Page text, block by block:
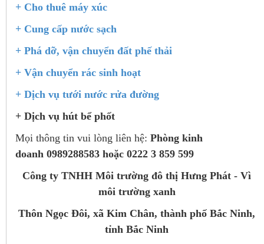
+ Cho thuê máy xúc
+ Cung cấp nước sạch
+ Phá dỡ, vận chuyển đất phế thải
+ Vận chuyển rác sinh hoạt
+ Dịch vụ tưới nước rửa đường
+ Dịch vụ hút bể phốt
Mọi thông tin vui lòng liên hệ: Phòng kinh
doanh 0989288583 hoặc 0222 3 859 599
Công ty TNHH Môi trường đô thị Hưng Phát - Vì
môi trường xanh
Thôn Ngọc Đôi, xã Kim Chân, thành phố Bắc Ninh,
tỉnh Bắc Ninh